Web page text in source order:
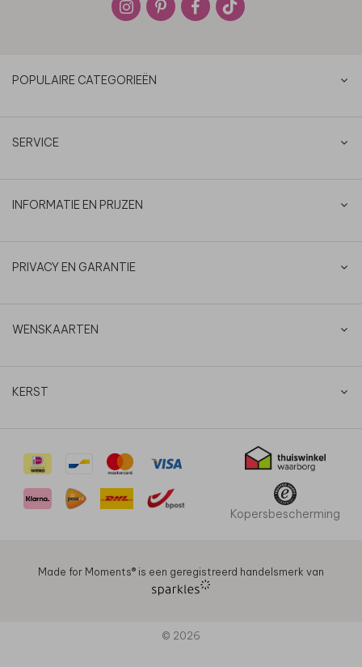
POPULAIRE CATEGORIEËN
SERVICE
INFORMATIE EN PRIJZEN
PRIVACY EN GARANTIE
WENSKAARTEN
KERST
Kopersbescherming
Made for Moments®️ is een geregistreerd handelsmerk van
© 2026